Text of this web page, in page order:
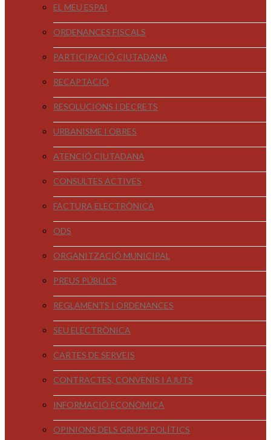
EL MEU ESPAI
ORDENANCES FISCALS
PARTICIPACIÓ CIUTADANA
RECAPTACIÓ
RESOLUCIONS I DECRETS
URBANISME I OBRES
ATENCIÓ CIUTADANA
CONSULTES ACTIVES
FACTURA ELECTRÒNICA
ODS
ORGANITZACIÓ MUNICIPAL
PREUS PÚBLICS
REGLAMENTS I ORDENANCES
SEU ELECTRÒNICA
CARTES DE SERVEIS
CONTRACTES, CONVENIS I AJUTS
INFORMACIÓ ECONÒMICA
OPINIONS DELS GRUPS POLÍTICS